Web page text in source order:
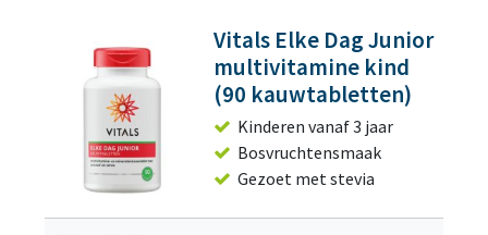
Vitals Elke Dag Junior
multivitamine kind
(90 kauwtabletten)
Kinderen vanaf 3 jaar
Bosvruchtensmaak
Gezoet met stevia